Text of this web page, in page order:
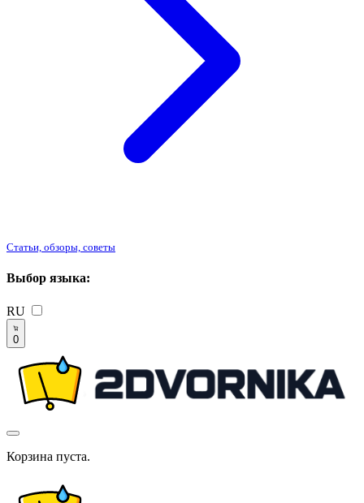
Статьи, обзоры, советы
Выбор языка:
RU
0
Корзина пуста.